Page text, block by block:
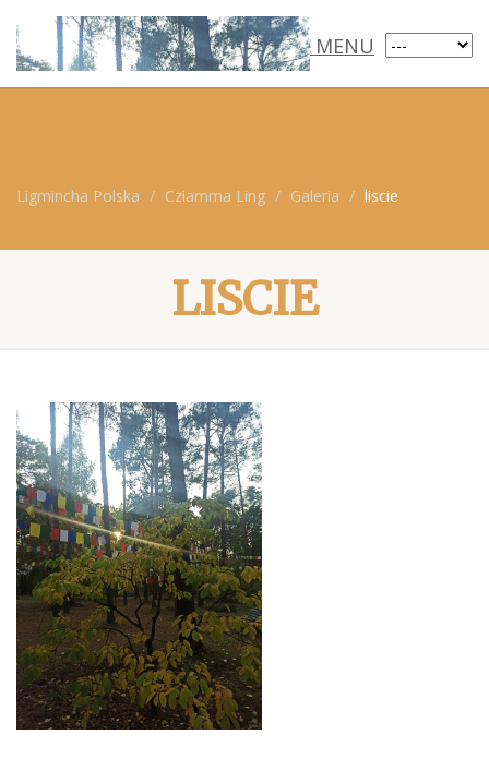
MENU
Ligmincha Polska Cziamma Ling Galeria liscie
LISCIE